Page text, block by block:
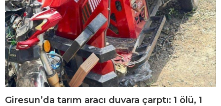
Giresun’da tarım aracı duvara çarptı: 1 ölü, 1